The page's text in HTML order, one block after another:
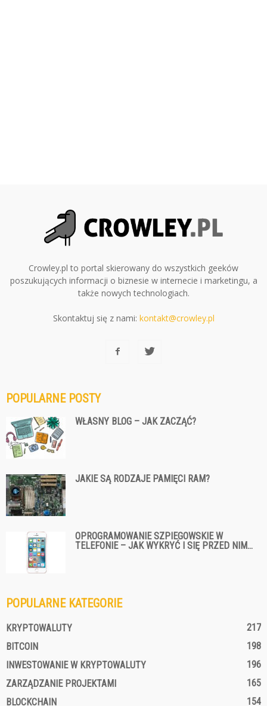
Crowley.pl to portal skierowany do wszystkich geeków
poszukujących informacji o biznesie w internecie i marketingu, a
także nowych technologiach.
Skontaktuj się z nami: kontakt@crowley.pl
POPULARNE POSTY
WŁASNY BLOG – JAK ZACZĄĆ?
JAKIE SĄ RODZAJE PAMIĘCI RAM?
OPROGRAMOWANIE SZPIEGOWSKIE W
TELEFONIE – JAK WYKRYĆ I SIĘ PRZED NIM...
POPULARNE KATEGORIE
KRYPTOWALUTY
217
BITCOIN
198
INWESTOWANIE W KRYPTOWALUTY
196
ZARZĄDZANIE PROJEKTAMI
165
BLOCKCHAIN
154